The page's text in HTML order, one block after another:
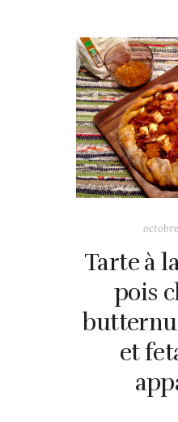
Tarte à
pois
et